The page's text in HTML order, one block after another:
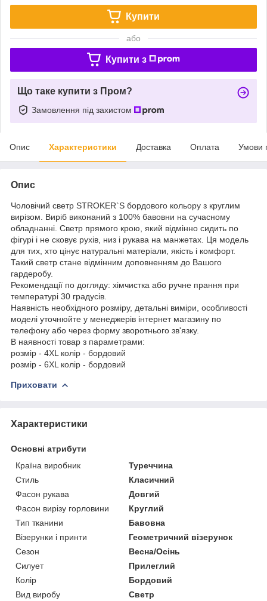
Купити
або
Купити з
Що таке купити з Пром?
Замовлення під захистом
Опис Характеристики Доставка Оплата Умови
Опис
Чоловічий светр STROKER`S бордового кольору з круглим
вирізом. Виріб виконаний з 100% бавовни на сучасному
обладнанні. Светр прямого крою, який відмінно сидить по
фігурі і не сковує рухів, низ і рукава на манжетах. Ця модель
для тих, хто цінує натуральні матеріали, якість і комфорт.
Такий светр стане відмінним доповненням до Вашого
гардеробу.
Рекомендації по догляду: хімчистка або ручне прання при
температурі 30 градусів.
Наявність необхідного розміру, детальні виміри, особливості
моделі уточнюйте у менеджерів інтернет магазину по
телефону або через форму зворотнього зв'язку.
В наявності товар з параметрами:
розмір - 4XL колір - бордовий
розмір - 6XL колір - бордовий
Приховати
Характеристики
Основні атрибути
Країна виробник
Туреччина
Стиль
Класичний
Фасон рукава
Довгий
Фасон вирізу горловини
Круглий
Тип тканини
Бавовна
Візерунки і принти
Геометричний візерунок
Сезон
Весна/Осінь
Силует
Прилеглий
Колір
Бордовий
Вид виробу
Светр